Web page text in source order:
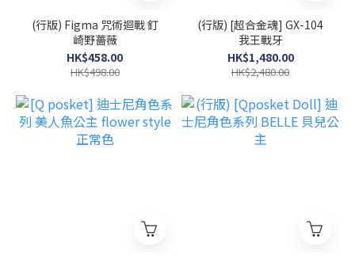
(行版) Figma 咒術迴戰 釘
崎野薔薇
HK$458.00
HK$498.00
(行版) [超合金魂] GX-104
我王戰牙
HK$1,480.00
HK$2,480.00